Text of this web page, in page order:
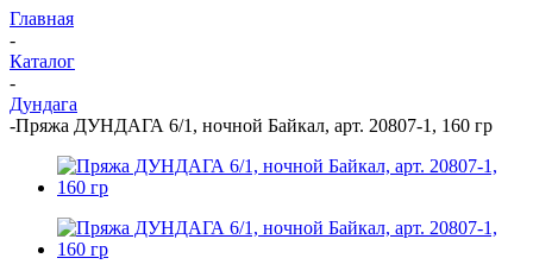
Главная
-
Каталог
-
Дундага
-Пряжа ДУНДАГА 6/1, ночной Байкал, арт. 20807-1, 160 гр